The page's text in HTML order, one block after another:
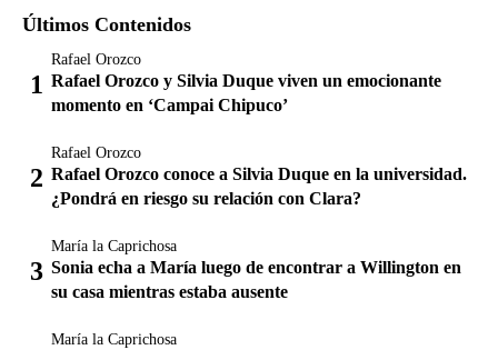
Últimos Contenidos
Rafael Orozco
Rafael Orozco y Silvia Duque viven un emocionante
momento en ‘Campai Chipuco’
Rafael Orozco
Rafael Orozco conoce a Silvia Duque en la universidad.
¿Pondrá en riesgo su relación con Clara?
María la Caprichosa
Sonia echa a María luego de encontrar a Willington en
su casa mientras estaba ausente
María la Caprichosa